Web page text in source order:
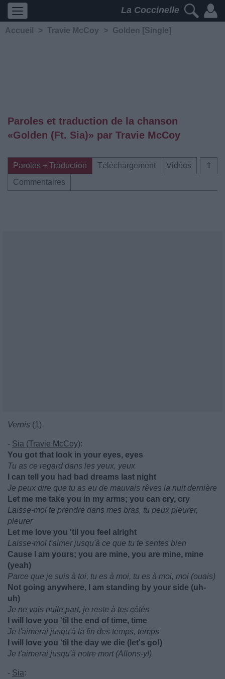
La Coccinelle
Accueil > Travie McCoy > Golden [Single]
Paroles et traduction de la chanson
«Golden (Ft. Sia)» par Travie McCoy
⇑
Paroles + Traduction Téléchargement
Vidéos
Commentaires
Vernis (1)
- Sia (Travie McCoy):
You got that look in your eyes, eyes
Tu as ce regard dans les yeux, yeux
I can tell you had bad dreams last night
Je peux dire que tu as eu de mauvais rêves la nuit dernière
Let me me take you in my arms; you can cry, cry
Laisse-moi te prendre dans mes bras, tu peux pleurer,
pleurer
Let me love you 'til you feel alright
Laisse-moi t'aimer jusqu'à ce que tu te sentes bien
Cause I am yours; you are mine, you are mine, mine
(yeah)
Parce que je suis à toi, tu es à moi, tu es à moi, moi (ouais)
Not going anywhere, I am standing by your side (uh-
uh)
Je ne vais nulle part, je reste à tes côtés
I will love you 'til the end of time, time
Je t'aimerai jusqu'à la fin des temps, temps
I will love you 'til the day we die (let's go!)
Je t'aimerai jusqu'à notre mort (Allons-y!)
- Sia: